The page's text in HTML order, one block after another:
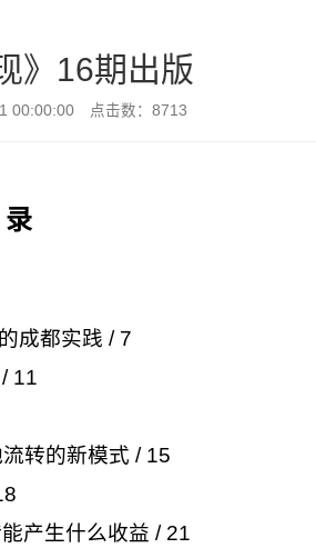
》16期出版
00:00:00 点击数： 8713
成都实践 / 7
/ 11
转的新模式 / 15
生什么收益 / 21